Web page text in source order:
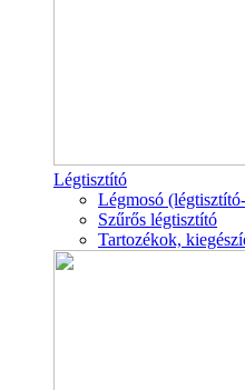
Légtisztító
Légmosó
Szűrős légtisztító
Tartozékok,